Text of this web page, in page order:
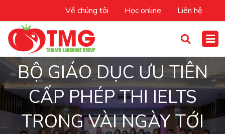
Về chúng tôi Học online Liên hệ
BỘ GIÁO DỤC ƯU TIÊN
CẤP PHÉP THI IELTS
TRONG VÀI NGÀY TỚI